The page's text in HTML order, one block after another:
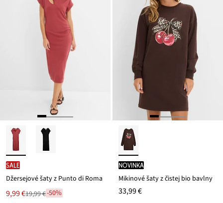
SALE
Džersejové šaty z Punto di Roma
Nová
9,99 €
Zľava19,99 €-50%
novinka
Mikinové šaty z čistej bio bavlny
33,99 €